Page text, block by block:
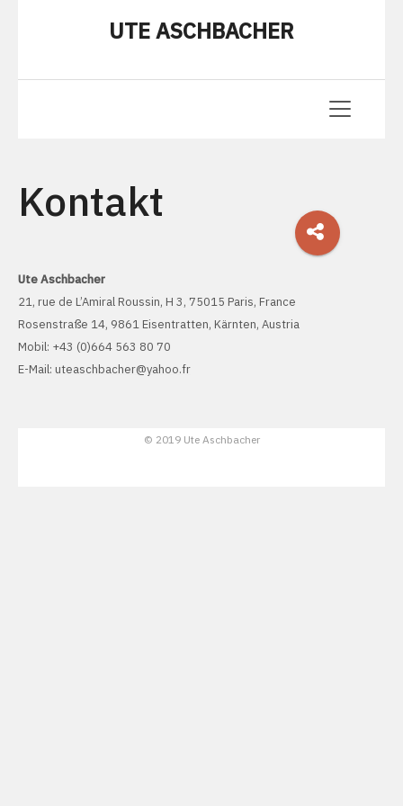
UTE ASCHBACHER
Kontakt
Ute Aschbacher
21, rue de L’Amiral Roussin, H 3, 75015 Paris, France
Rosenstraße 14, 9861 Eisentratten, Kärnten, Austria
Mobil: +43 (0)664 563 80 70
E-Mail: uteaschbacher@yahoo.fr
© 2019 Ute Aschbacher